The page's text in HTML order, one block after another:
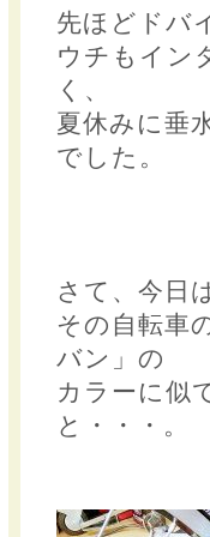
先ほどドバ
ウチもイン
く、
夏休みに垂
でした。
さて、今日
その自転車
バン」の
カラーに似
と・・・。